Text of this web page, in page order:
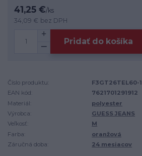
41,25 €/ks
34,09 € bez DPH
Pridať do košíka
Číslo produktu:
F3GT26TEL60-1
EAN kód:
7621701291912
Materiál:
polyester
Výrobca:
GUESS JEANS
Veľkosť:
M
Farba:
oranžová
Záručná doba:
24 mesiacov